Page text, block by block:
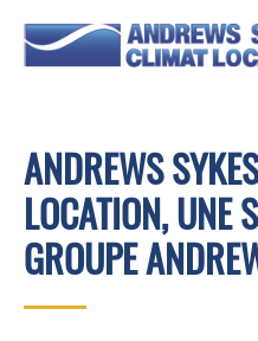
ANDREWS
LOCATION, UNE
GROUPE